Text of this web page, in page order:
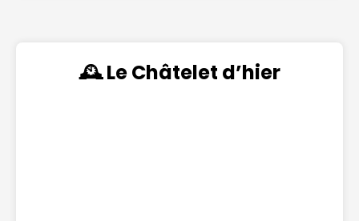
🕰️ Le Châtelet d’hier